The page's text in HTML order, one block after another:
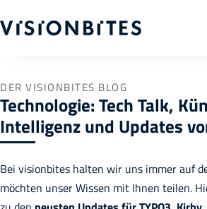
DER VISIONBITES BLOG
Technologie: Tech Talk,
Intelligenz und Updates
Bei visionbites halten wir uns immer auf
möchten unser Wissen mit Ihnen teilen.